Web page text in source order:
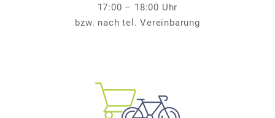
17:00 – 18:00 Uhr
bzw. nach tel. Vereinbarung